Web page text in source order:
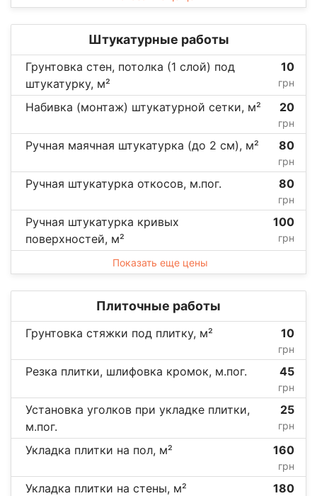
Штукатурные работы
Грунтовка стен, потолка (1 слой) под
штукатурку, м²
10
грн
Набивка (монтаж) штукатурной сетки, м² 20
грн
Ручная маячная штукатурка (до 2 см), м² 80
грн
Ручная штукатурка откосов, м.пог. 80
грн
Ручная штукатурка кривых
поверхностей, м²
100
грн
Показать еще цены
Плиточные работы
Грунтовка стяжки под плитку, м² 10
грн
Резка плитки, шлифовка кромок, м.пог. 45
грн
Установка уголков при укладке плитки,
м.пог.
25
грн
Укладка плитки на пол, м² 160
грн
Укладка плитки на стены, м² 180